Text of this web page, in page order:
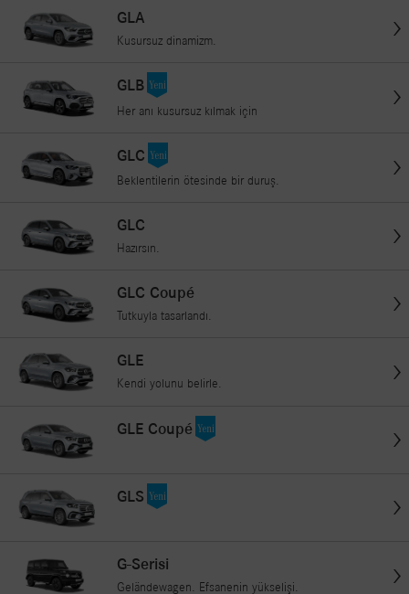
GLA
Kusursuz dinamizm.
GLB
Her anı kusursuz kılmak için
GLC
Beklentilerin ötesinde bir duruş.
GLC
Hazırsın.
GLC Coupé
Tutkuyla tasarlandı.
GLE
Kendi yolunu belirle.
GLE Coupé
GLS
G-Serisi
Geländewagen. Efsanenin yükselişi.